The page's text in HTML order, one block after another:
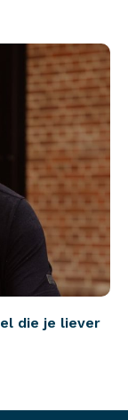
die je liever